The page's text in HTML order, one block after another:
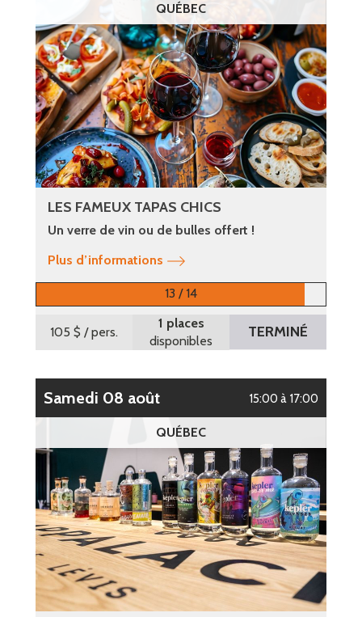
QUÉBEC
LES FAMEUX TAPAS CHICS
Un verre de vin ou de bulles offert !
Plus d’informations
13 / 14
105 $ / pers.
1 places
disponibles
TERMINÉ
samedi 08 août 15:00 à 17:00
QUÉBEC